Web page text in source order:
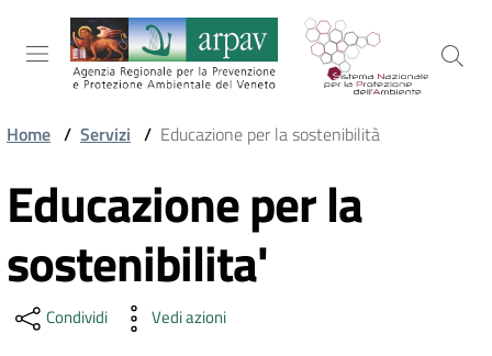
Salta al contenuto
Salta alla navigazione
Salta al footer
TEMI
AMBIENTALI
Home / Servizi / Educazione per la sostenibilità
Vai al contenuto
Educazione per la
sostenibilita'
Condividi Vedi azioni